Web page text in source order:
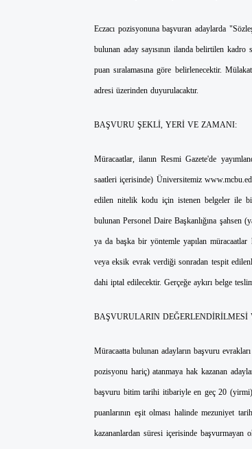
Eczacı pozisyonuna başvuran adaylarda
bulunan aday sayısının ilanda belirtilen kadro
puan sıralamasına göre belirlenecektir.
adresi üzerinden duyurulacaktır.
BAŞVURU ŞEKLİ, YERİ VE ZAMANI:
Müracaatlar, ilanın Resmi Gazete'de
saatleri içerisinde) Üniversitemiz
edilen nitelik kodu için istenen belgeler ile
bulunan Personel Daire Başkanlığına şahsen
ya da başka bir yöntemle yapılan
veya eksik evrak verdiği sonradan tespit
dahi iptal edilecektir. Gerçeğe aykırı belge
BAŞVURULARIN DEĞERLENDİRİLMESİ
Müracaatta bulunan adayların başvuru
pozisyonu hariç) atanmaya hak kazanan
başvuru bitim tarihi itibariyle en geç 20
puanlarının eşit olması halinde mezuniyet
kazananlardan süresi içerisinde başvurmayan